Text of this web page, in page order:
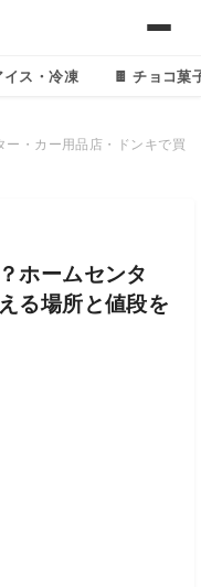
イス・冷凍 🍫 チョコ菓
・カー用品店・ドンキで買
ホームセンタ
る場所と値段を